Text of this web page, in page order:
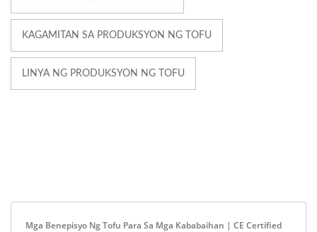
KAGAMITAN SA PRODUKSYON NG TOFU
LINYA NG PRODUKSYON NG TOFU
Mga Benepisyo Ng Tofu Para Sa Mga Kababaihan | CE Certified